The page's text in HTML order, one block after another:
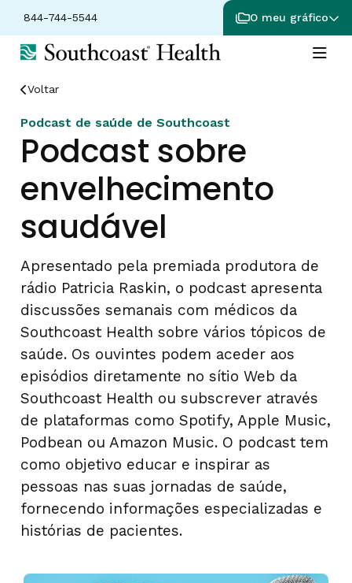
844-744-5544 O meu gráfico
Voltar
Podcast de saúde de Southcoast
Podcast sobre
envelhecimento
saudável
Apresentado pela premiada produtora de
rádio Patricia Raskin, o podcast apresenta
discussões semanais com médicos da
Southcoast Health sobre vários tópicos de
saúde. Os ouvintes podem aceder aos
episódios diretamente no sítio Web da
Southcoast Health ou subscrever através
de plataformas como Spotify, Apple Music,
Podbean ou Amazon Music. O podcast tem
como objetivo educar e inspirar as
pessoas nas suas jornadas de saúde,
fornecendo informações especializadas e
histórias de pacientes.